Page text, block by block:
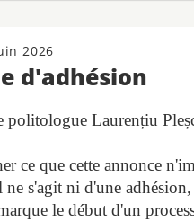
2026
d'adhésion
politologue Laurențiu
ce que cette annonce
ne s'agit ni d'une
le début d'un